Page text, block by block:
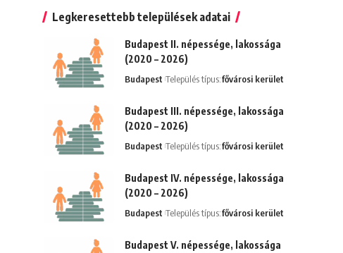
Legkeresettebb települések adatai
Budapest II. népessége, lakossága
(2020 – 2026)
Budapest Település típus:fővárosi kerület
Budapest III. népessége, lakossága
(2020 – 2026)
Budapest Település típus:fővárosi kerület
Budapest IV. népessége, lakossága
(2020 – 2026)
Budapest Település típus:fővárosi kerület
Budapest V. népessége, lakossága